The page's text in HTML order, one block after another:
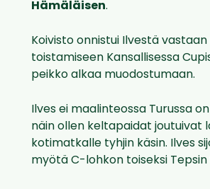
Hämäläisen.
Koivisto onnistui Ilvestä
toistamiseen Kansallisessa
peikko alkaa muodostumaan.
Ilves ei maalinteossa Turussa
näin ollen keltapaidat joutuivat
kotimatkalle tyhjin käsin. Ilves
myötä C-lohkon toiseksi Tepsin